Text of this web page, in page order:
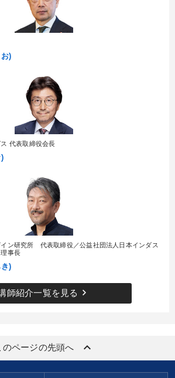
)
代表取締役会長
ン研究所 代表取締役／公益社団法人日本インダス
事長
)
師紹介一覧を見る keyboard_arrow_right
のページの先頭へ keyboard_arrow_up